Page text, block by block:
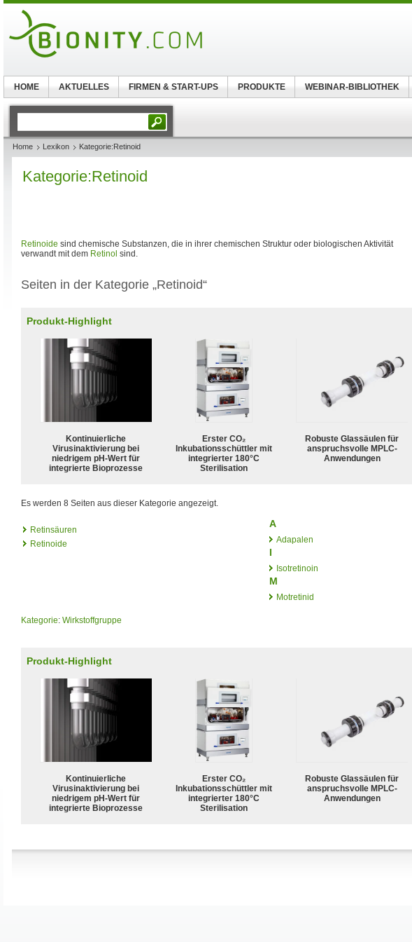
Home Lexikon Kategorie:Retinoid
Kategorie:Retinoid
Retinoide sind chemische Substanzen, die in ihrer chemischen Struktur oder biologischen Aktivität
verwandt mit dem Retinol sind.
Seiten in der Kategorie „Retinoid“
Produkt-Highlight
Kontinuierliche
Virusinaktivierung bei
niedrigem pH-Wert für
integrierte Bioprozesse
Erster CO₂
Inkubationsschüttler mit
integrierter 180°C
Sterilisation
Robuste Glassäulen für
anspruchsvolle MPLC-
Anwendungen
Es werden 8 Seiten aus dieser Kategorie angezeigt.
Retinsäuren
Retinoide
A
Adapalen
I
Isotretinoin
M
Motretinid
Kategorie: Wirkstoffgruppe
Produkt-Highlight
Kontinuierliche
Virusinaktivierung bei
niedrigem pH-Wert für
integrierte Bioprozesse
Erster CO₂
Inkubationsschüttler mit
integrierter 180°C
Sterilisation
Robuste Glassäulen für
anspruchsvolle MPLC-
Anwendungen
HOME AKTUELLES FIRMEN & START-UPS PRODUKTE WEBINAR-BIBLIOTHEK